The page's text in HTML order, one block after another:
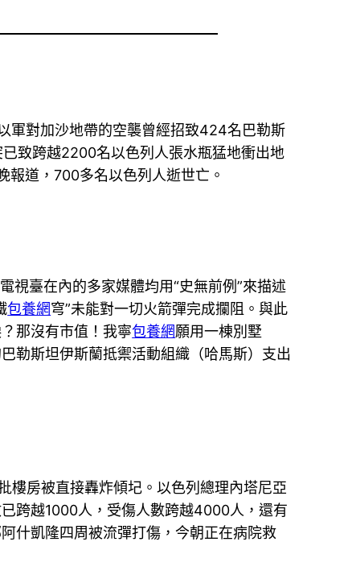
軍對加沙地帶的空襲曾經招致424名巴勒斯
致跨越2200名以色列人張水瓶猛地衝出地
報道，700多名以色列人逝世亡。
視臺在內的多家媒體均用“史無前例”來描述
包養網穹”未能對一切火箭彈完成攔阻。與此
那沒有市值！我寧包養網願用一棟別墅
勒斯坦伊斯蘭抵禦活動組織（哈馬斯）支出
樓房被直接轟炸傾圮。以色列總理內塔尼亞
跨越1000人，受傷人數跨越4000人，還有
什凱隆四周被流彈打傷，今朝正在病院救